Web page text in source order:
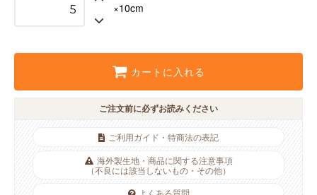
×10cm
カートに入れる
ご注文前に必ずお読みください
ご利用ガイド・特商法の表記
海外製生地・商品に関する注意事項
（不良には該当しないもの・その他）